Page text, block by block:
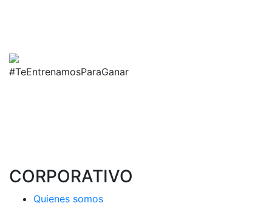
#TeEntrenamosParaGanar
CORPORATIVO
Quienes somos